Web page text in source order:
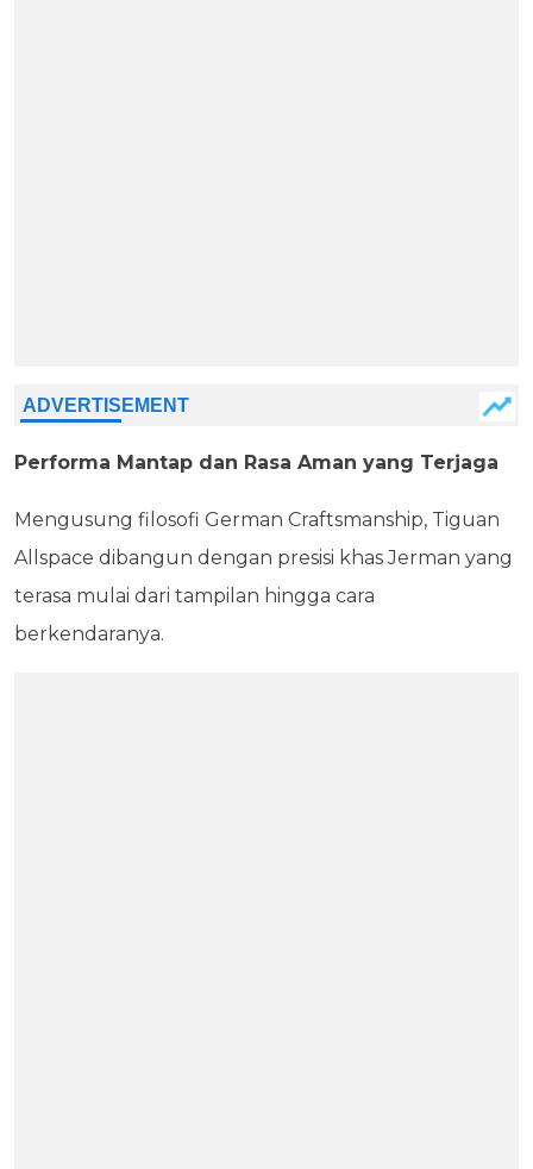
Performa Mantap dan Rasa Aman yang Terjaga
Mengusung filosofi German Craftsmanship, Tiguan
Allspace dibangun dengan presisi khas Jerman yang
terasa mulai dari tampilan hingga cara
berkendaranya.